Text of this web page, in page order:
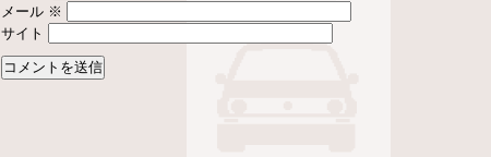
メール ※
サイト